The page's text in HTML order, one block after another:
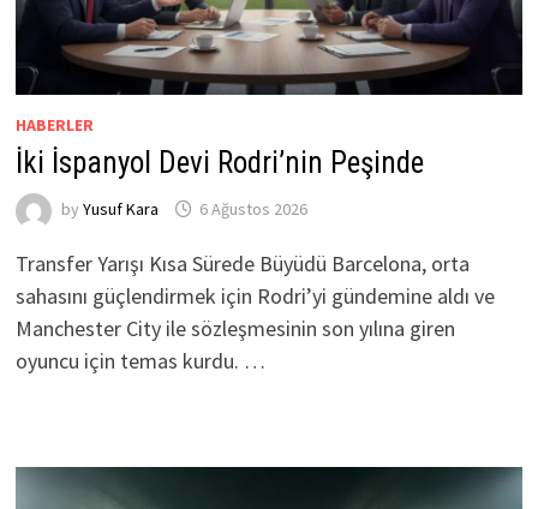
HABERLER
İki İspanyol Devi Rodri’nin Peşinde
by Yusuf Kara 6 Ağustos 2026
Transfer Yarışı Kısa Sürede Büyüdü Barcelona, orta
sahasını güçlendirmek için Rodri’yi gündemine aldı ve
Manchester City ile sözleşmesinin son yılına giren
oyuncu için temas kurdu. …